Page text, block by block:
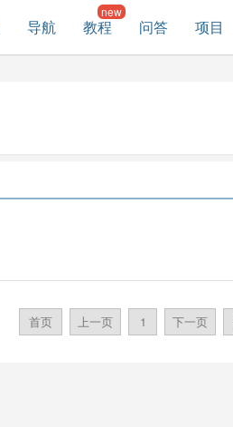
导航 教程 问答 项目
首页 上一页 1 下一页